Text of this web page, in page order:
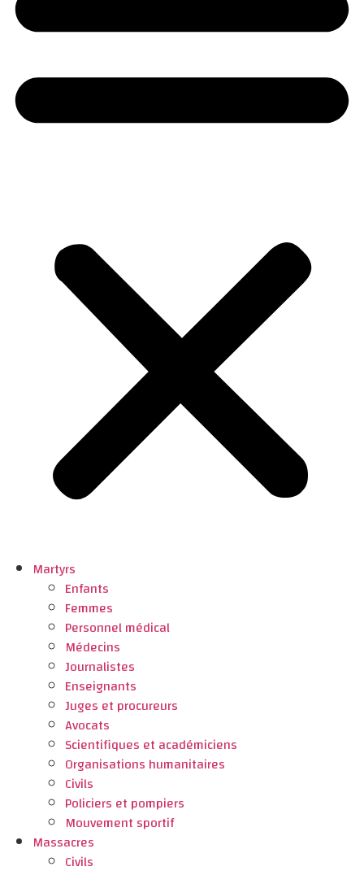
Martyrs
Enfants
Femmes
Personnel médical
Médecins
Journalistes
Enseignants
Juges et procureurs
Avocats
Scientifiques et académiciens
Organisations humanitaires
Civils
Policiers et pompiers
Mouvement sportif
Massacres
Civils